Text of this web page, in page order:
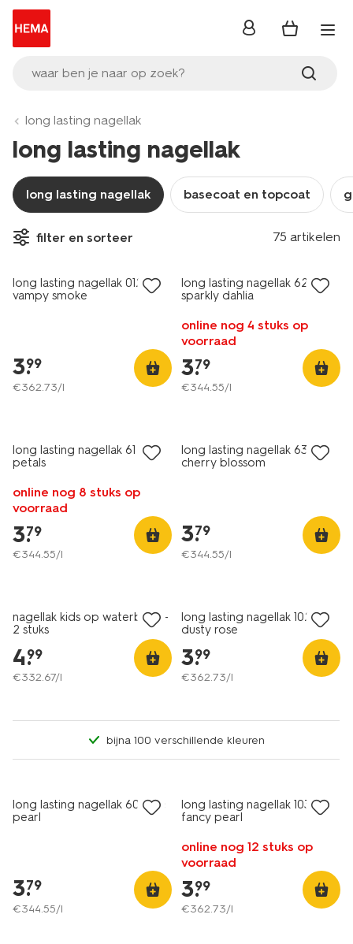
waar ben je naar op zoek?
inloggen
long lasting nagellak
long lasting nagellak
long lasting nagellak basecoat en topcoat
filter en sorteer 75 artikelen
1+1 gratis
long lasting nagellak 012
vampy smoke
3.
99
€362.73/l
long lasting nagellak 62
sparkly dahlia
online nog 4 stuks op
voorraad
3.
79
€344.55/l
vegan
long lasting nagellak 61 rose
petals
online nog 8 stuks op
voorraad
3.
79
€344.55/l
vegan
long lasting nagellak 63
cherry blossom
3.
79
€344.55/l
vegan
nagellak kids op waterbasis -
2 stuks
4.
99
€332.67/l
vegan
long lasting nagellak 1023
dusty rose
3.
99
€362.73/l
bijna 100 verschillende kleuren
long lasting nagellak 60 rose
pearl
3.
79
€344.55/l
vegan
long lasting nagellak 1031
fancy pearl
online nog 12 stuks op
voorraad
3.
99
€362.73/l
vegan
vegan